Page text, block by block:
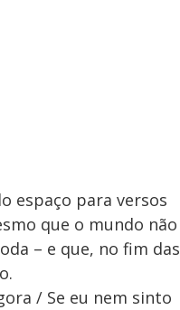
espaço para versos
que o mundo não
– e que, no fim das
/ Se eu nem sinto